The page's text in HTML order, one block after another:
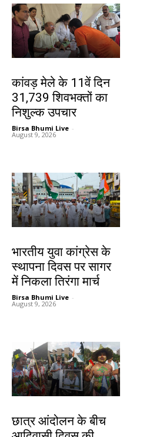
कांवड़ मेले के 11वें दिन
31,739 शिवभक्तों का
निशुल्क उपचार
Birsa Bhumi Live -
August 9, 2026
भारतीय युवा कांग्रेस के
स्थापना दिवस पर सागर
में निकला तिरंगा मार्च
Birsa Bhumi Live -
August 9, 2026
छात्र आंदोलन के बीच